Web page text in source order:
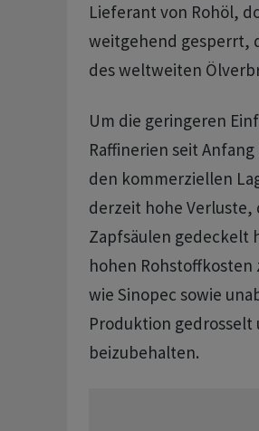
Lieferant ​von Rohöl,
weitgehend gesperrt,
des weltweiten
Um die geringeren
Raffinerien seit
den kommerziellen
derzeit hohe Verluste,
Zapfsäulen gedeckelt
hohen Rohstoffkosten
wie Sinopec sowie
Produktion gedrosselt
beizubehalten.